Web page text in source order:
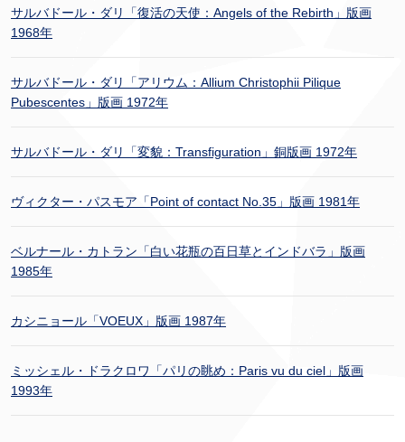
サルバドール・ダリ「復活の天使：Angels of the Rebirth」版画
1968年
サルバドール・ダリ「アリウム：Allium Christophii Pilique
Pubescentes」版画 1972年
サルバドール・ダリ「変貌：Transfiguration」銅版画 1972年
ヴィクター・パスモア「Point of contact No.35」版画 1981年
ベルナール・カトラン「白い花瓶の百日草とインドバラ」版画
1985年
カシニョール「VOEUX」版画 1987年
ミッシェル・ドラクロワ「パリの眺め：Paris vu du ciel」版画
1993年